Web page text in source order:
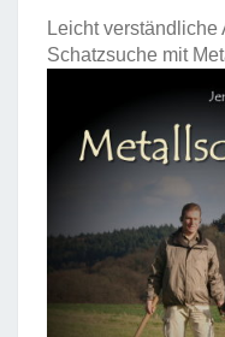
Leicht
Schatzsuche mit